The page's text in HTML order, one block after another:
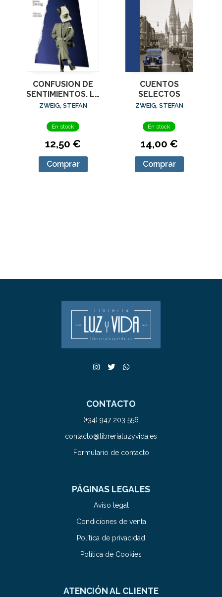
CONFUSION DE
SENTIMIENTOS. LA
COLECCION
ZWEIG, STEFAN
En stock
12,50 €
Comprar
CUENTOS
SELECTOS
ZWEIG, STEFAN
En stock
14,00 €
Comprar
CONTACTO
(+34) 947 203 556
contacto@librerialuzyvida.es
Formulario de contacto
PÁGINAS LEGALES
Aviso legal
Condiciones de venta
Política de privacidad
Política de Cookies
ATENCIÓN AL CLIENTE